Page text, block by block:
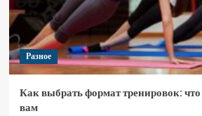
Разное
Как выбрать формат тренировок:
вам